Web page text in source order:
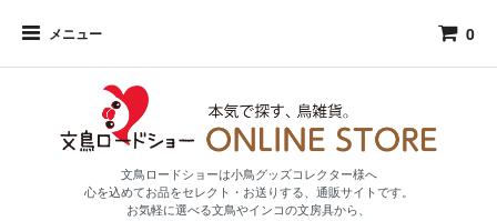
メニュー 0
文鳥ロードショーは小鳥グッズコレクター様へ
心を込めてお品をセレクト・お送りする、通販サイトです。
お気軽に選べる文鳥やインコの文房具から、